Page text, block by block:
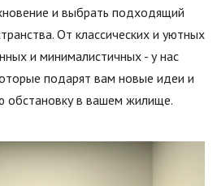
и выбрать подходящий
От классических и уютных
и минималистичных - у нас
подарят вам новые идеи и
обстановку в вашем жилище.